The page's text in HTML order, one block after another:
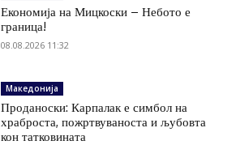
Економија на Мицкоски – Небото е
граница!
08.08.2026 11:32
Македонија
Проданоски: Карпалак е симбол на
храброста, пожртвуваноста и љубовта
кон татковината